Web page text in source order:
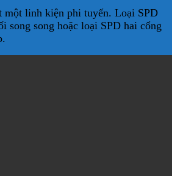
một linh kiện phi tuyến. Loại SPD
song song hoặc loại SPD hai cổng